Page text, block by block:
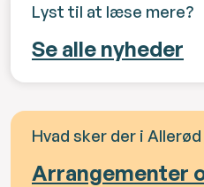
Lyst til at læse mere?
Se alle nyheder
Hvad sker der i
Arrangementer